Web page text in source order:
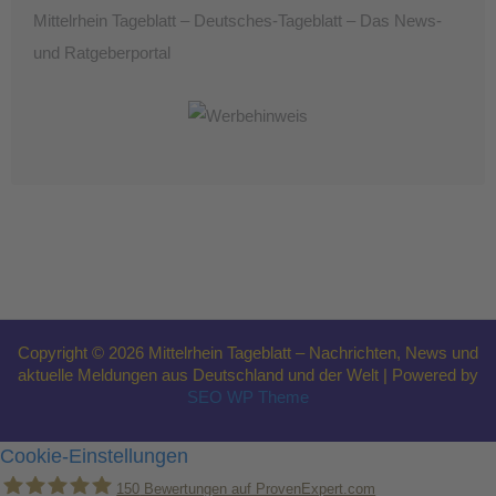
Mittelrhein Tageblatt – Deutsches-Tageblatt – Das News-
und Ratgeberportal
Copyright © 2026 Mittelrhein Tageblatt – Nachrichten, News und
aktuelle Meldungen aus Deutschland und der Welt | Powered by
SEO WP Theme
Cookie-Einstellungen
150 Bewertungen auf ProvenExpert.com